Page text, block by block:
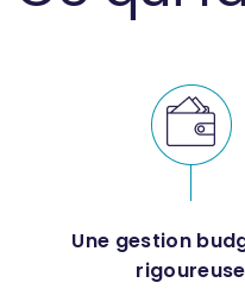
Une gestion
rigoureuse